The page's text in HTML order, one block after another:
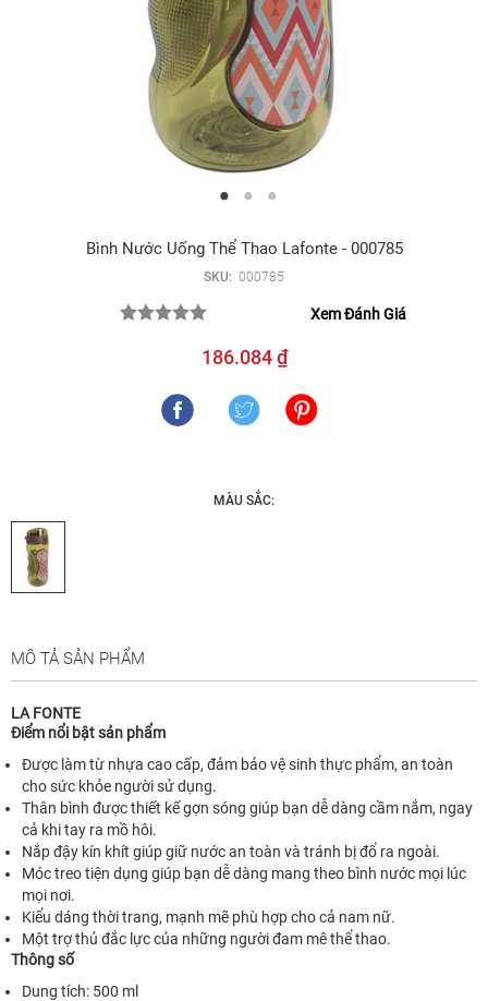
Bình Nước Uống Thể Thao Lafonte - 000785
SKU: 000785
Xem Đánh Giá
186.084 ₫
MÀU SẮC:
MÔ TẢ SẢN PHẨM
LA FONTE
Điểm nổi bật sản phẩm
Được làm từ nhựa cao cấp, đảm bảo vệ sinh thực phẩm, an toàn
cho sức khỏe người sử dụng.
Thân bình được thiết kế gợn sóng giúp bạn dễ dàng cầm nắm, ngay
cả khi tay ra mồ hôi.
Nắp đậy kín khít giúp giữ nước an toàn và tránh bị đổ ra ngoài.
Móc treo tiện dụng giúp bạn dễ dàng mang theo bình nước mọi lúc
mọi nơi.
Kiểu dáng thời trang, mạnh mẽ phù hợp cho cả nam nữ.
Một trợ thủ đắc lực của những người đam mê thể thao.
Thông số
Dung tích: 500 ml